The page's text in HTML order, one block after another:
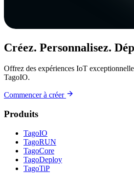
Créez. Personnalisez.
Offrez des expériences IoT
TagoIO.
Commencer à créer
Produits
TagoIO
TagoRUN
TagoCore
TagoDeploy
TagoTiP